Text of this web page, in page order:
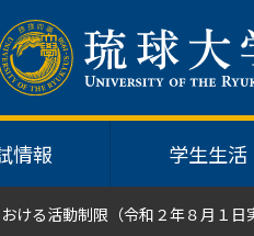
情報 学生生活
ける活動制限（令和２年８月１日